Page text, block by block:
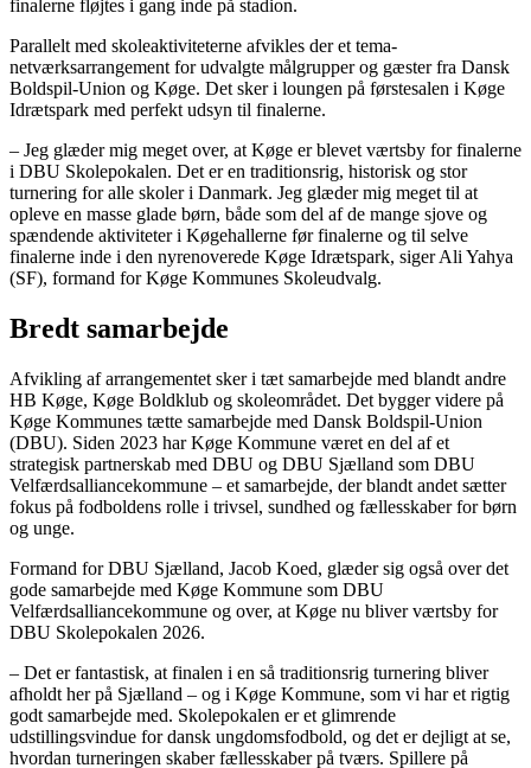
finalerne fløjtes i gang inde på stadion.
Parallelt med skoleaktiviteterne afvikles der et tema-
netværksarrangement for udvalgte målgrupper og gæster fra Dansk
Boldspil-Union og Køge. Det sker i loungen på førstesalen i Køge
Idrætspark med perfekt udsyn til finalerne.
– Jeg glæder mig meget over, at Køge er blevet værtsby for finalerne
i DBU Skolepokalen. Det er en traditionsrig, historisk og stor
turnering for alle skoler i Danmark. Jeg glæder mig meget til at
opleve en masse glade børn, både som del af de mange sjove og
spændende aktiviteter i Køgehallerne før finalerne og til selve
finalerne inde i den nyrenoverede Køge Idrætspark, siger Ali Yahya
(SF), formand for Køge Kommunes Skoleudvalg.
Bredt samarbejde
Afvikling af arrangementet sker i tæt samarbejde med blandt andre
HB Køge, Køge Boldklub og skoleområdet. Det bygger videre på
Køge Kommunes tætte samarbejde med Dansk Boldspil-Union
(DBU). Siden 2023 har Køge Kommune været en del af et
strategisk partnerskab med DBU og DBU Sjælland som DBU
Velfærdsalliancekommune – et samarbejde, der blandt andet sætter
fokus på fodboldens rolle i trivsel, sundhed og fællesskaber for børn
og unge.
Formand for DBU Sjælland, Jacob Koed, glæder sig også over det
gode samarbejde med Køge Kommune som DBU
Velfærdsalliancekommune og over, at Køge nu bliver værtsby for
DBU Skolepokalen 2026.
– Det er fantastisk, at finalen i en så traditionsrig turnering bliver
afholdt her på Sjælland – og i Køge Kommune, som vi har et rigtig
godt samarbejde med. Skolepokalen er et glimrende
udstillingsvindue for dansk ungdomsfodbold, og det er dejligt at se,
hvordan turneringen skaber fællesskaber på tværs. Spillere på